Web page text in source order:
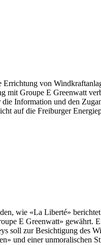
von
Groupe E Greenwatt
Information und den
auf die Freiburger
wie «La Liberté»
E Greenwatt»
soll zur Besichtigung des
und einer unmoralischen